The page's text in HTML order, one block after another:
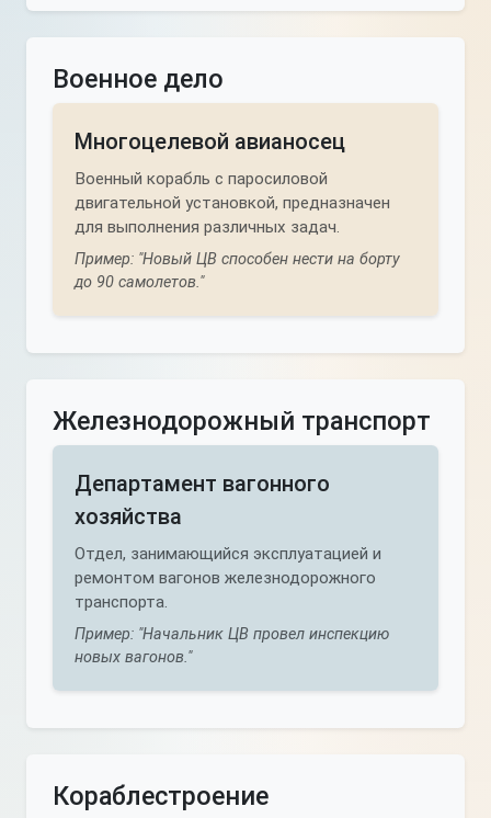
Военное дело
Многоцелевой авианосец
Военный корабль с паросиловой
двигательной установкой, предназначен
для выполнения различных задач.
Пример: "Новый ЦВ способен нести на борту
до 90 самолетов."
Железнодорожный транспорт
Департамент вагонного
хозяйства
Отдел, занимающийся эксплуатацией и
ремонтом вагонов железнодорожного
транспорта.
Пример: "Начальник ЦВ провел инспекцию
новых вагонов."
Кораблестроение